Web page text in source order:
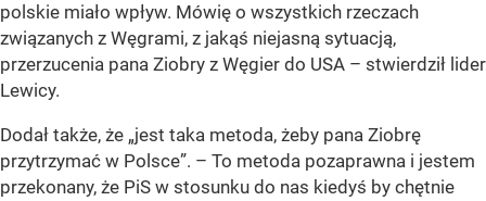
polskie miało wpływ. Mówię o wszystkich rzeczach
związanych z Węgrami, z jakąś niejasną sytuacją,
przerzucenia pana Ziobry z Węgier do USA – stwierdził lider
Lewicy.
Dodał także, że „jest taka metoda, żeby pana Ziobrę
przytrzymać w Polsce”. – To metoda pozaprawna i jestem
przekonany, że PiS w stosunku do nas kiedyś by chętnie